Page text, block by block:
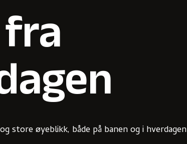
store øyeblikk, både på banen og i hverdagen